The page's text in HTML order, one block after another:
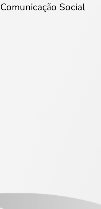
Comunicação Social